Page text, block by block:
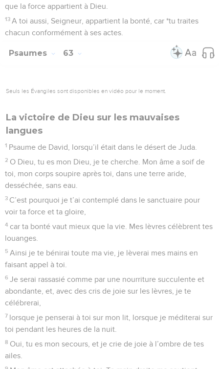
que la force appartient à Dieu.
13 A toi aussi, Seigneur, appartient la bonté, car *tu traites
chacun conformément à ses actes.
Psaumes 63
Seuls les Évangiles sont disponibles en vidéo pour le moment.
La victoire de Dieu sur les mauvaises
langues
1 Psaume de David, lorsqu’il était dans le désert de Juda.
2 O Dieu, tu es mon Dieu, je te cherche. Mon âme a soif de
toi, mon corps soupire après toi, dans une terre aride,
desséchée, sans eau.
3 C’est pourquoi je t’ai contemplé dans le sanctuaire pour
voir ta force et ta gloire,
4 car ta bonté vaut mieux que la vie. Mes lèvres célèbrent tes
louanges.
5 Ainsi je te bénirai toute ma vie, je lèverai mes mains en
faisant appel à toi.
6 Je serai rassasié comme par une nourriture succulente et
abondante, et, avec des cris de joie sur les lèvres, je te
célébrerai,
7 lorsque je penserai à toi sur mon lit, lorsque je méditerai sur
toi pendant les heures de la nuit.
8 Oui, tu es mon secours, et je crie de joie à l’ombre de tes
ailes.